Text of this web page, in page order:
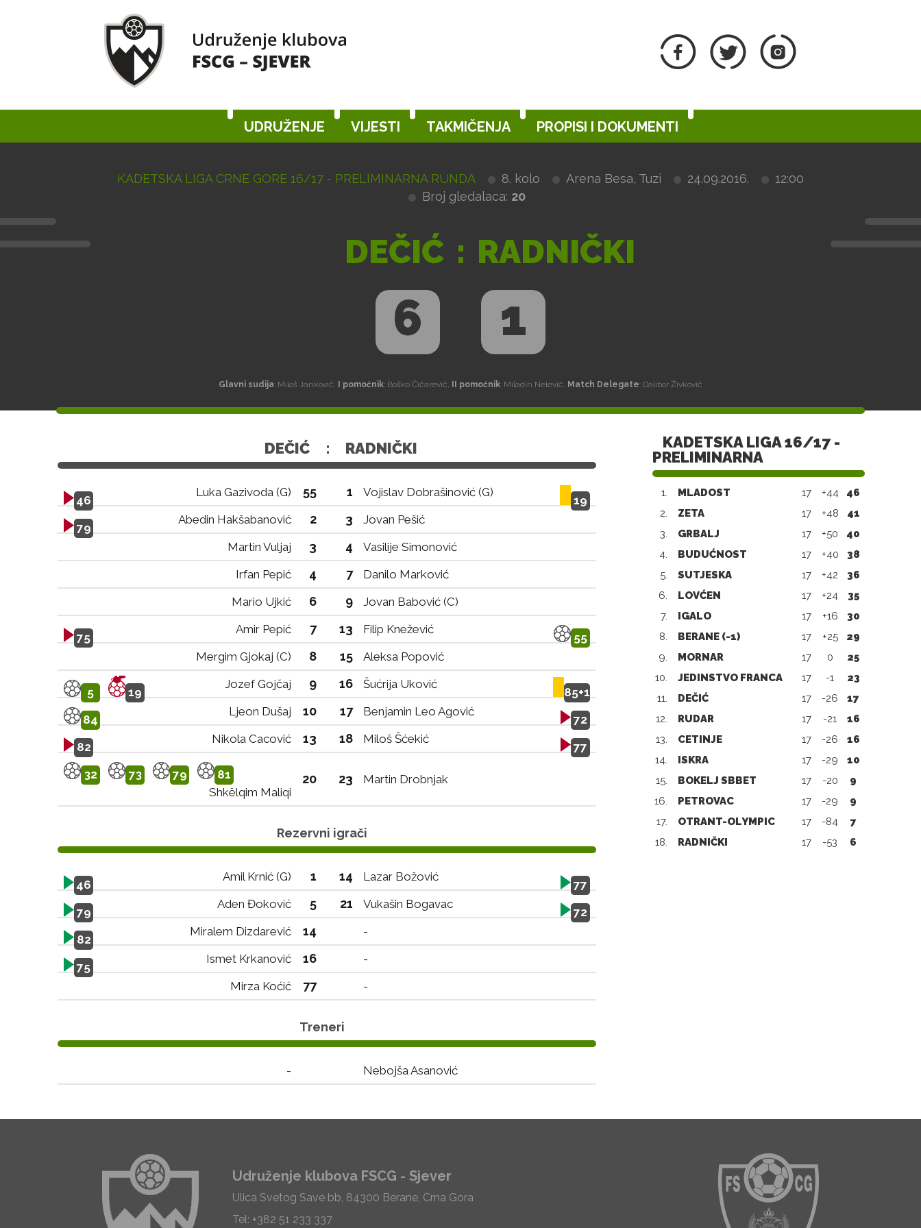
UDRUŽENJE VIJESTI TAKMIČENJA PROPISI I DOKUMENTI
KADETSKA LIGA CRNE GORE 16/17 - PRELIMINARNA RUNDA 8. kolo Arena Besa, Tuzi 24.09.2016.
12:00
Broj gledalaca: 20
DEČIĆ : RADNIČKI
6 1
Glavni sudija: Miloš Janković, I pomoćnik: Boško Čičarević, II pomoćnik: Miladin Nelević, Match Delegate: Dalibor Živković
DEČIĆ : RADNIČKI
46
Luka Gazivoda (G) 55 1 Vojislav Dobrašinović (G)
19
79
Abedin Hakšabanović 2 3
Jovan Pešić
Martin Vuljaj
3 4
Vasilije Simonović
Irfan Pepić
4 7
Danilo Marković
Mario Ujkić
6 9 Jovan Babović (C)
75
Amir Pepić 7 13 Filip Knežević
55
Mergim Gjokaj (C)
8 15 Aleksa Popović
5 19
Jozef Gojčaj 9 16 Šućrija Uković
85+1
84
Ljeon Dušaj 10 17 Benjamin Leo Agović
72
82
Nikola Cacović 13 18 Miloš Šćekić
77
32
73 79
81
Shkëlqim Maliqi
20 23 Martin Drobnjak
Rezervni igrači
46
Amil Krnić (G) 1 14 Lazar Božović
77
79
Aden Đoković 5 21 Vukašin Bogavac
72
82
Miralem Dizdarević 14 -
75
Ismet Krkanović 16
-
Mirza Koćić
77 -
Treneri
- Nebojša Asanović
KADETSKA LIGA 16/17 -
PRELIMINARNA
1. MLADOST 17 +44
46
2.
ZETA 17 +48
41
3.
GRBALJ 17 +50
40
4.
BUDUĆNOST 17 +40
38
5.
SUTJESKA 17 +42
36
6.
LOVĆEN 17 +24
35
7.
IGALO 17 +16
30
8.
BERANE (-1) 17 +25
29
9.
MORNAR 17 0
25
10.
JEDINSTVO FRANCA 17 -1
23
11.
DEČIĆ 17 -26
17
12.
RUDAR 17 -21
16
13.
CETINJE 17 -26
16
14.
ISKRA 17 -29
10
15.
BOKELJ SBBET 17 -20
9
16.
PETROVAC 17 -29
9
17.
OTRANT-OLYMPIC 17 -84
7
18.
RADNIČKI 17 -53 6
Udruženje klubova FSCG - Sjever
Ulica Svetog Save bb, 84300 Berane, Crna Gora
Tel: +382 51 233 337